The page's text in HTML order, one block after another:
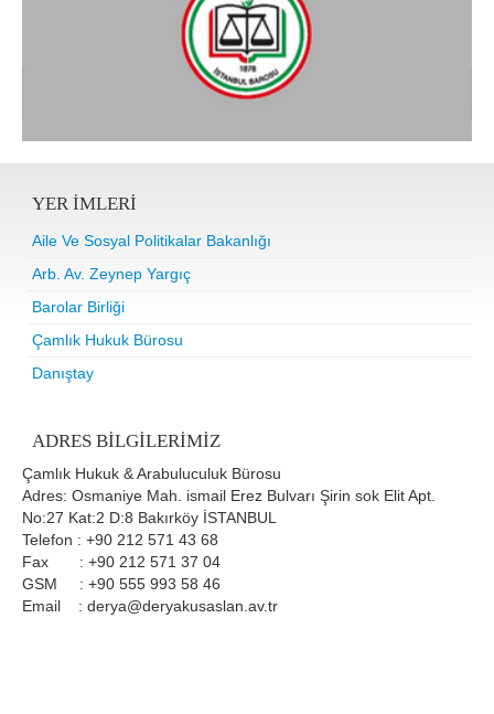
YER IMLERI
Aile Ve Sosyal Politikalar Bakanlığı
Arb. Av. Zeynep Yargıç
Barolar Birliği
Çamlık Hukuk Bürosu
Danıştay
ADRES BILGILERIMIZ
Çamlık Hukuk & Arabuluculuk Bürosu
Adres: Osmaniye Mah. ismail Erez Bulvarı Şirin sok Elit Apt.
No:27 Kat:2 D:8 Bakırköy İSTANBUL
Telefon : +90 212 571 43 68
Fax : +90 212 571 37 04
GSM : +90 555 993 58 46
Email : derya@deryakusaslan.av.tr